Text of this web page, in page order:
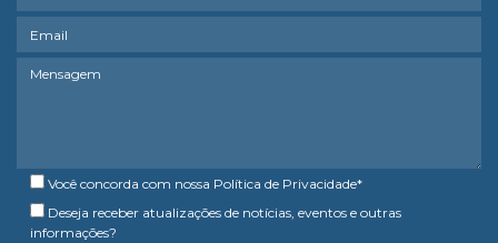
Você concorda com nossa Política de Privacidade*
Deseja receber atualizações de notícias, eventos e outras
informações?